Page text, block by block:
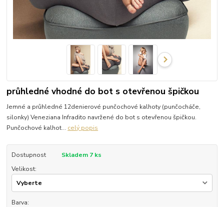
průhledné vhodné do bot s otevřenou špičkou
Jemné a průhledné 12denierové punčochové kalhoty (punčocháče,
silonky) Veneziana Infradito navržené do bot s otevřenou špičkou.
Punčochové kalhot... celý popis
Dostupnost
Skladem 7 ks
Velikost:
Barva: